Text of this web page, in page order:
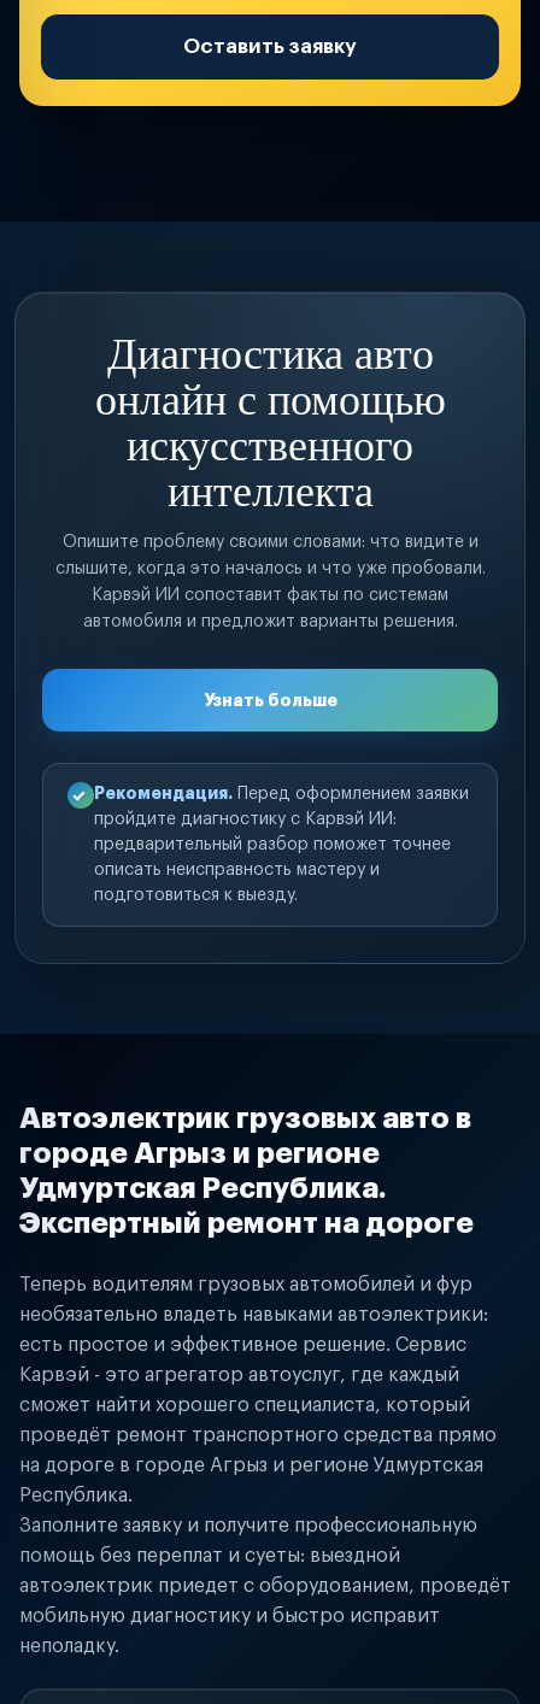
Оставить заявку
Диагностика авто
онлайн с помощью
искусственного
интеллекта
Опишите проблему своими словами: что видите и
слышите, когда это началось и что уже пробовали.
Карвэй ИИ сопоставит факты по системам
автомобиля и предложит варианты решения.
Узнать больше
Рекомендация. Перед оформлением заявки
пройдите диагностику с Карвэй ИИ:
предварительный разбор поможет точнее
описать неисправность мастеру и
подготовиться к выезду.
Автоэлектрик грузовых авто в
городе Агрыз и регионе
Удмуртская Республика.
Экспертный ремонт на дороге
Теперь водителям грузовых автомобилей и фур
необязательно владеть навыками автоэлектрики:
есть простое и эффективное решение. Сервис
Карвэй - это агрегатор автоуслуг, где каждый
сможет найти хорошего специалиста, который
проведёт ремонт транспортного средства прямо
на дороге в городе Агрыз и регионе Удмуртская
Республика.
Заполните заявку и получите профессиональную
помощь без переплат и суеты: выездной
автоэлектрик приедет с оборудованием, проведёт
мобильную диагностику и быстро исправит
неполадку.